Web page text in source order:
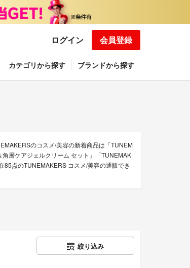
ログイン 会員登録
カテゴリから探す ブランドから探す
のコスメ/美容の新着商品は「TUNEM
層ケアジェルクリーム セット」「TUNEMAK
点のTUNEMAKERS コスメ/美容の通販でき
絞り込み